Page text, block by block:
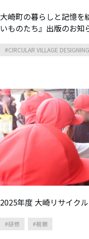
大崎町の暮らしと記憶を
いものたち』出版のお知
CIRCULAR VILLAGE DESIGNING
2025年度 大崎リサイク
研修 視察